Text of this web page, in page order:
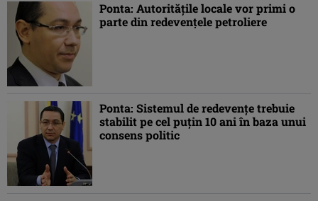
Ponta: Autorităţile locale vor primi o
parte din redevenţele petroliere
Ponta: Sistemul de redevenţe trebuie
stabilit pe cel puţin 10 ani în baza unui
consens politic